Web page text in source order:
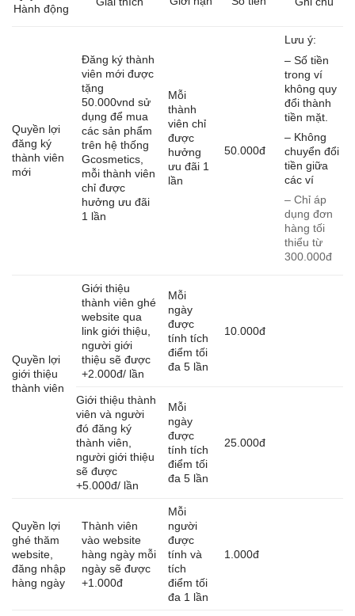
Hành động
Quyền lợi
đăng ký
thành viên
mới
Đăng ký thành
viên mới được
tặng
50.000vnd sử
dụng để mua
các sản phẩm
trên hệ thống
Gcosmetics,
mỗi thành viên
chỉ được
hưởng ưu đãi
1 lần
Mỗi
thành
viên chỉ
được
hưởng
ưu đãi 1
lần
50.000đ
Lưu ý:
– Số tiền
trong ví
không quy
đổi thành
tiền mặt.
– Không
chuyển đổi
tiền giữa
các ví
– Chỉ áp
dụng đơn
hàng tối
thiểu từ
300.000đ
Quyền lợi
giới thiệu
thành viên
Giới thiệu
thành viên ghé
website qua
link giới thiệu,
người giới
thiệu sẽ được
+2.000đ/ lần
Mỗi
ngày
được
tính tích
điểm tối
đa 5 lần
10.000đ
Giới thiệu thành
viên và người
đó đăng ký
thành viên,
người giới thiệu
sẽ được
+5.000đ/ lần
Mỗi
ngày
được
tính tích
điểm tối
đa 5 lần
25.000đ
Quyền lợi
ghé thăm
website,
đăng nhập
hàng ngày
Thành viên
vào website
hàng ngày mỗi
ngày sẽ được
+1.000đ
Mỗi
người
được
tính và
tích
điểm tối
đa 1 lần
1.000đ